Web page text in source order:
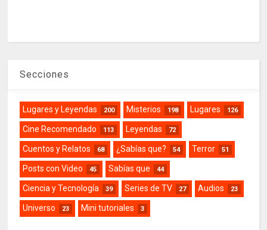
Secciones
Lugares y Leyendas 200 Misterios 198 Lugares 126
Cine Recomendado 113 Leyendas 72
Cuentos y Relatos 68 ¿Sabías que? 54 Terror 51
Posts con Video 45 Sabías que 44
Ciencia y Tecnología 39 Series de TV 27 Audios 23
Universo 23 Mini tutoriales 3